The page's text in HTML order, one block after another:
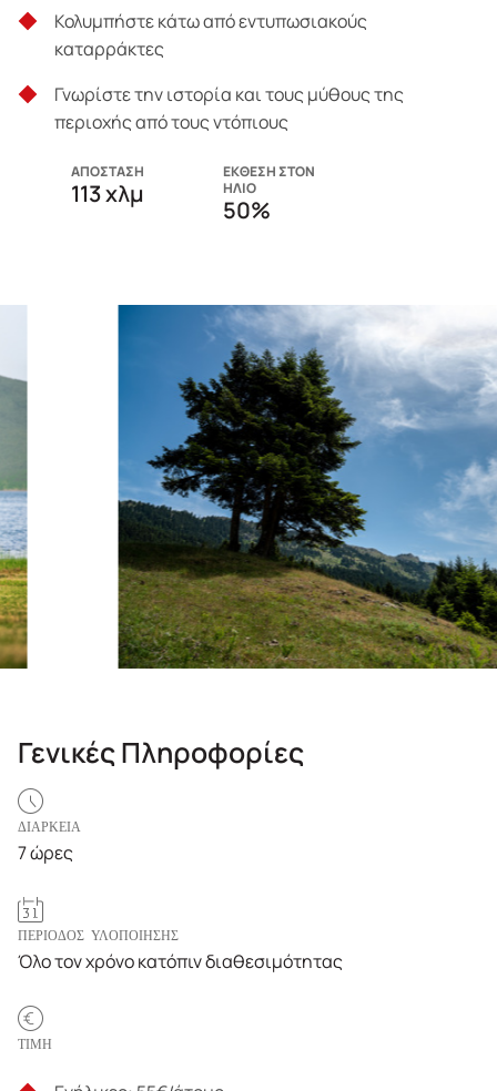
Κολυμπήστε κάτω από εντυπωσιακούς
καταρράκτες
Γνωρίστε την ιστορία και τους μύθους της
περιοχής από τους ντόπιους
ΑΠΟΣΤΑΣΗ
113 χλμ
ΕΚΘΕΣΗ ΣΤΟΝ
ΗΛΙΟ
50%
Γενικές Πληροφορίες
ΔΙΑΡΚΕΙΑ
7 ώρες
ΠΕΡΙΟΔΟΣ ΥΛΟΠΟΙΗΣΗΣ
Όλο τον χρόνο κατόπιν διαθεσιμότητας
ΤΙΜΗ